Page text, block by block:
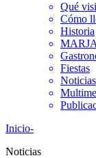
Qué
Cómo
Historia
Fiestas
Noticias
Inicio-
Noticias